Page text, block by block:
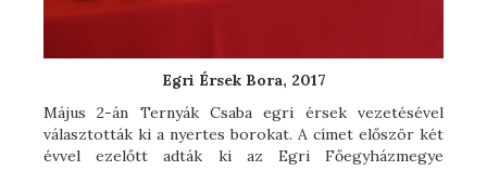
Egri Érsek Bora, 2017
Május 2-án Ternyák Csaba egri érsek vezetésével
választották ki a nyertes borokat. A címet először két
évvel ezelőtt adták ki az Egri Főegyházmegye